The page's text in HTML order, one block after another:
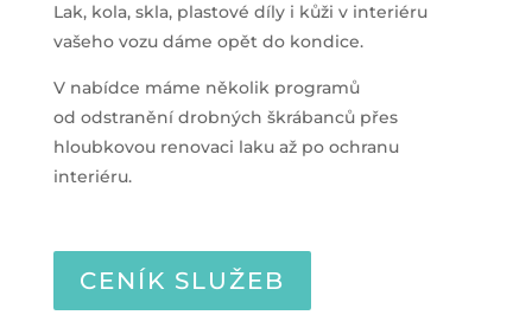
Lak, kola, skla, plastové díly i kůži v interiéru
vašeho vozu dáme opět do kondice.
V nabídce máme několik programů
od odstranění drobných škrábanců přes
hloubkovou renovaci laku až po ochranu
interiéru.
CENÍK SLUŽEB